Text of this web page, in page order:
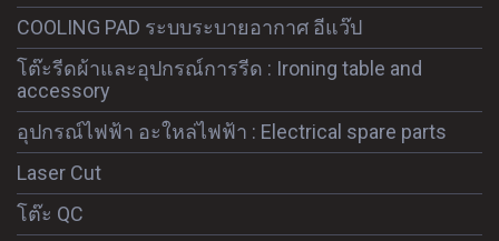
COOLING PAD ระบบระบายอากาศ อีแว๊ป
โต๊ะรีดผ้าและอุปกรณ์การรีด : Ironing table and
accessory
อุปกรณ์ไฟฟ้า อะใหล่ไฟฟ้า : Electrical spare parts
Laser Cut
โต๊ะ QC